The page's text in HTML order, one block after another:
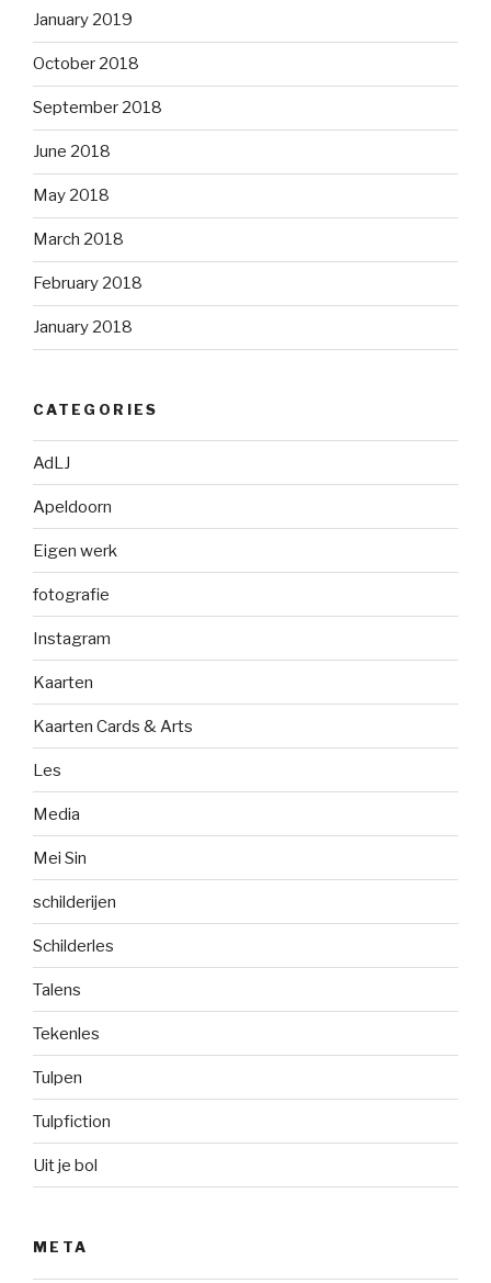
January 2019
October 2018
September 2018
June 2018
May 2018
March 2018
February 2018
January 2018
CATEGORIES
AdLJ
Apeldoorn
Eigen werk
fotografie
Instagram
Kaarten
Kaarten Cards & Arts
Les
Media
Mei Sin
schilderijen
Schilderles
Talens
Tekenles
Tulpen
Tulpfiction
Uit je bol
META